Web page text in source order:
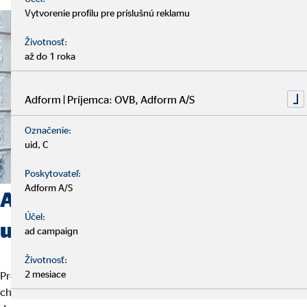
Aké predpoklady by mal
uchádzač spĺňať?
Pre nás nie je ani tak dôležitý váš životopis, ale to, kto ste a kam sa
chcete uberať. Rozhodujúce sú ľudské silné stránky, ktoré robia
Vytvorenie profilu pre príslušnú reklamu
Životnosť:
až do 1 roka
Adform | Príjemca: OVB, Adform A/S
Označenie:
uid, C
Poskytovateľ:
Adform A/S
Účel:
ad campaign
Životnosť:
2 mesiace